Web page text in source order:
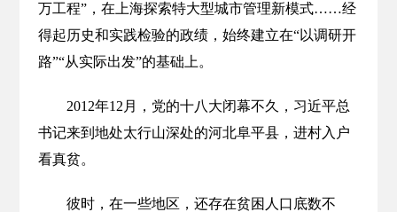
万工程”，在上海探索特大型城市管理新模式……经
得起历史和实践检验的政绩，始终建立在“以调研开
路”“从实际出发”的基础上。
2012年12月，党的十八大闭幕不久，习近平总
书记来到地处太行山深处的河北阜平县，进村入户
看真贫。
彼时，在一些地区，还存在贫困人口底数不